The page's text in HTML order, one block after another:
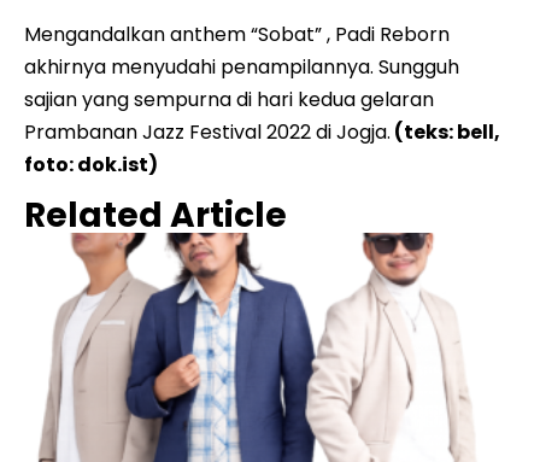
Mengandalkan anthem “Sobat” , Padi Reborn
akhirnya menyudahi penampilannya. Sungguh
sajian yang sempurna di hari kedua gelaran
Prambanan Jazz Festival 2022 di Jogja. (teks: bell,
foto: dok.ist)
Related Article